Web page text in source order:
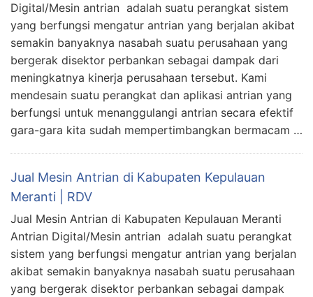
Digital/Mesin antrian adalah suatu perangkat sistem
yang berfungsi mengatur antrian yang berjalan akibat
semakin banyaknya nasabah suatu perusahaan yang
bergerak disektor perbankan sebagai dampak dari
meningkatnya kinerja perusahaan tersebut. Kami
mendesain suatu perangkat dan aplikasi antrian yang
berfungsi untuk menanggulangi antrian secara efektif
gara-gara kita sudah mempertimbangkan bermacam …
Jual Mesin Antrian di Kabupaten Kepulauan
Meranti | RDV
Jual Mesin Antrian di Kabupaten Kepulauan Meranti
Antrian Digital/Mesin antrian adalah suatu perangkat
sistem yang berfungsi mengatur antrian yang berjalan
akibat semakin banyaknya nasabah suatu perusahaan
yang bergerak disektor perbankan sebagai dampak